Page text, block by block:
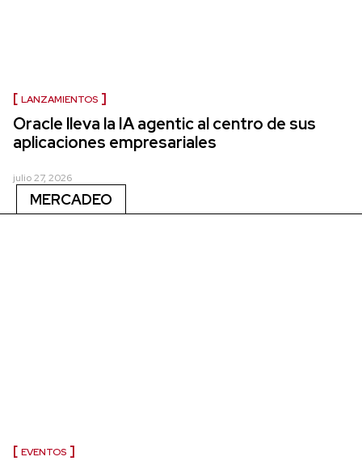
LANZAMIENTOS
Oracle lleva la IA agentic al centro de sus
aplicaciones empresariales
julio 27, 2026
MERCADEO
EVENTOS